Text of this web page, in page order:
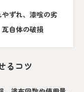
やずれ、漆喰の劣
瓦自体の破損
るコツ